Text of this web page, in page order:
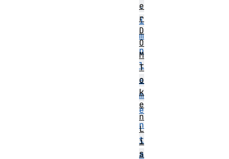
.
i
m
p
l
e
m
e
n
t
a
e
r
D
O
M
T
o
k
e
n
L
i
s